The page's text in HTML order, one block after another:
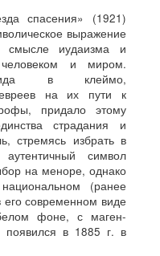
спасения» (1921)
выражение
смысле иудаизма и
и миром.
в клеймо,
на их пути к
придало этому
страдания и
стремясь избрать в
символ
на меноре, однако
(ранее
его современном виде
фоне, с маген-
в 1885 г. в